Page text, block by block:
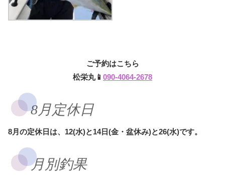
ご予約はこちら
松栄丸📱 090-4064-2678
8月定休日
8月の定休日は、12(水)と14日(金・盆休み)と26(水)です。
月別釣果